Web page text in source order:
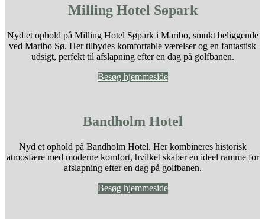
Milling Hotel Søpark
Nyd et ophold på Milling Hotel Søpark i Maribo, smukt beliggende
ved Maribo Sø. Her tilbydes komfortable værelser og en fantastisk
udsigt, perfekt til afslapning efter en dag på golfbanen.
Besøg hjemmeside
Bandholm Hotel
​Nyd et ophold på Bandholm Hotel. Her kombineres historisk
atmosfære med moderne komfort, hvilket skaber en ideel ramme for
afslapning efter en dag på golfbanen.
Besøg hjemmeside